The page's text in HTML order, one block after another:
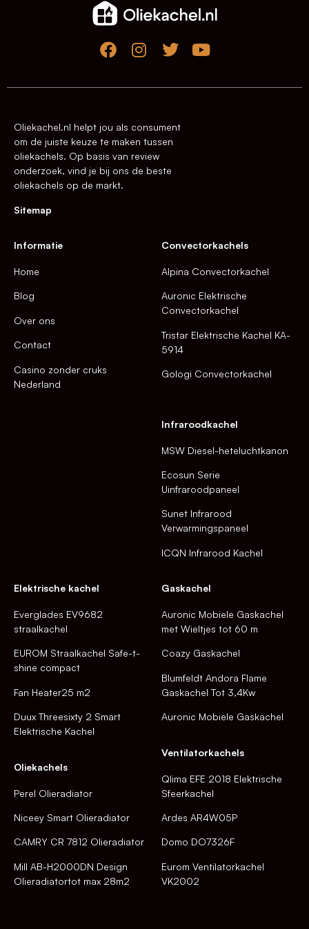
Oliekachel.nl helpt jou als consument
om de juiste keuze te maken tussen
oliekachels. Op basis van review
onderzoek, vind je bij ons de beste
oliekachels op de markt.
Sitemap
Informatie
Home
Blog
Over ons
Contact
Casino zonder cruks
Nederland
Convectorkachels
Alpina Convectorkachel
Auronic Elektrische
Convectorkachel
Tristar Elektrische Kachel KA-
5914
Gologi Convectorkachel
Infraroodkachel
MSW Diesel-heteluchtkanon
Ecosun Serie
Uinfraroodpaneel
Sunet Infrarood
Verwarmingspaneel
ICQN Infrarood Kachel
Elektrische kachel
Everglades EV9682
straalkachel
EUROM Straalkachel Safe-t-
shine compact
Fan Heater25 m2
Duux Threesixty 2 Smart
Elektrische Kachel
Oliekachels
Perel Olieradiator
Niceey Smart Olieradiator
CAMRY CR 7812 Olieradiator
Mill AB-H2000DN Design
Olieradiatortot max 28m2
Gaskachel
Auronic Mobiele Gaskachel
met Wieltjes tot 60 m
Coazy Gaskachel
Blumfeldt Andora Flame
Gaskachel Tot 3,4Kw
Auronic Mobiele Gaskachel
Ventilatorkachels
Qlima EFE 2018 Elektrische
Sfeerkachel
Ardes AR4W05P
Domo DO7326F
Eurom Ventilatorkachel
VK2002